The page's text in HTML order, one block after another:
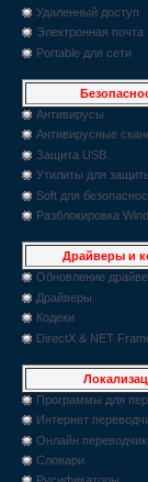
Удаленный доступ
Электронная почта
Portable для сети
Антивирусы
Антивирусные
Защита USB
Утилиты для
Soft для
Разблокировка
Драйверы и
Обновление
Драйверы
Кодеки
DirectX & NET
Программы для
Интернет
Онлайн
Словари